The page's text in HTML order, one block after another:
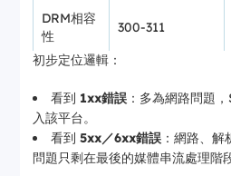
DRM相容
性
300-311
配額與業
務邏輯
313-350
用戶驗證
初步定位邏輯：
看到 1xx錯誤 ：多為網路問題
入該平台。
看到5xx／6xx錯誤 ：網路、解
問題只剩在最後的媒體串流處理階段